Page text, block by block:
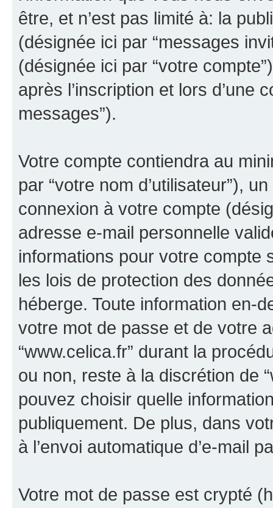
être, et n’est pas limité à: la
(désignée ici par “messages
(désignée ici par “votre
après l’inscription et lors d’une
messages”).
Votre compte contiendra au
par “votre nom d’utilisateur”),
connexion à votre compte
adresse e-mail personnelle
informations pour votre compte
les lois de protection des
héberge. Toute information en-
votre mot de passe et de votre
“www.celica.fr” durant la
ou non, reste à la discrétion de
pouvez choisir quelle
publiquement. De plus, dans
à l’envoi automatique d’e-mail
Votre mot de passe est crypté